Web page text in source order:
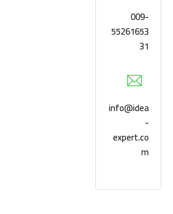
009-
55261653
31
info@idea
-
expert.co
m